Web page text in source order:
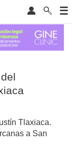
Tlaxiaca.
a San